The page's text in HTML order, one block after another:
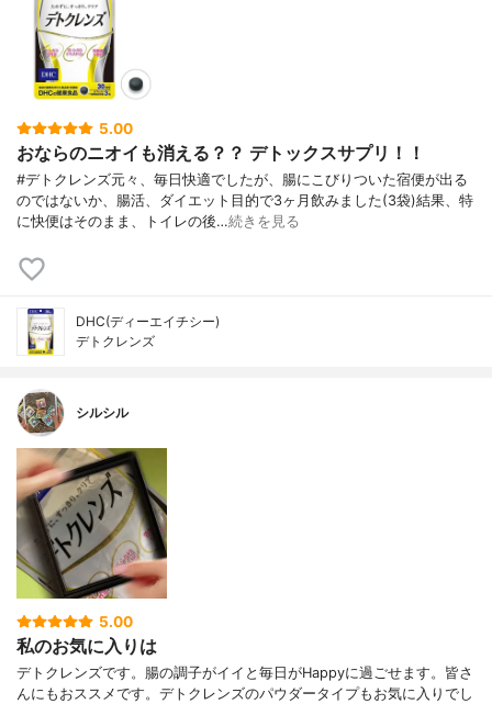
5.00
おならのニオイも消える？？ デトックスサプリ！！
#デトクレンズ元々、毎日快適でしたが、腸にこびりついた宿便が出る
のではないか、腸活、ダイエット目的で3ヶ月飲みました(3袋)結果、特
に快便はそのまま、トイレの後…続きを見る
DHC(ディーエイチシー)
デトクレンズ
シルシル
5.00
私のお気に入りは
デトクレンズです。腸の調子がイイと毎日がHappyに過ごせます。皆さ
んにもおススメです。デトクレンズのパウダータイプもお気に入りでし